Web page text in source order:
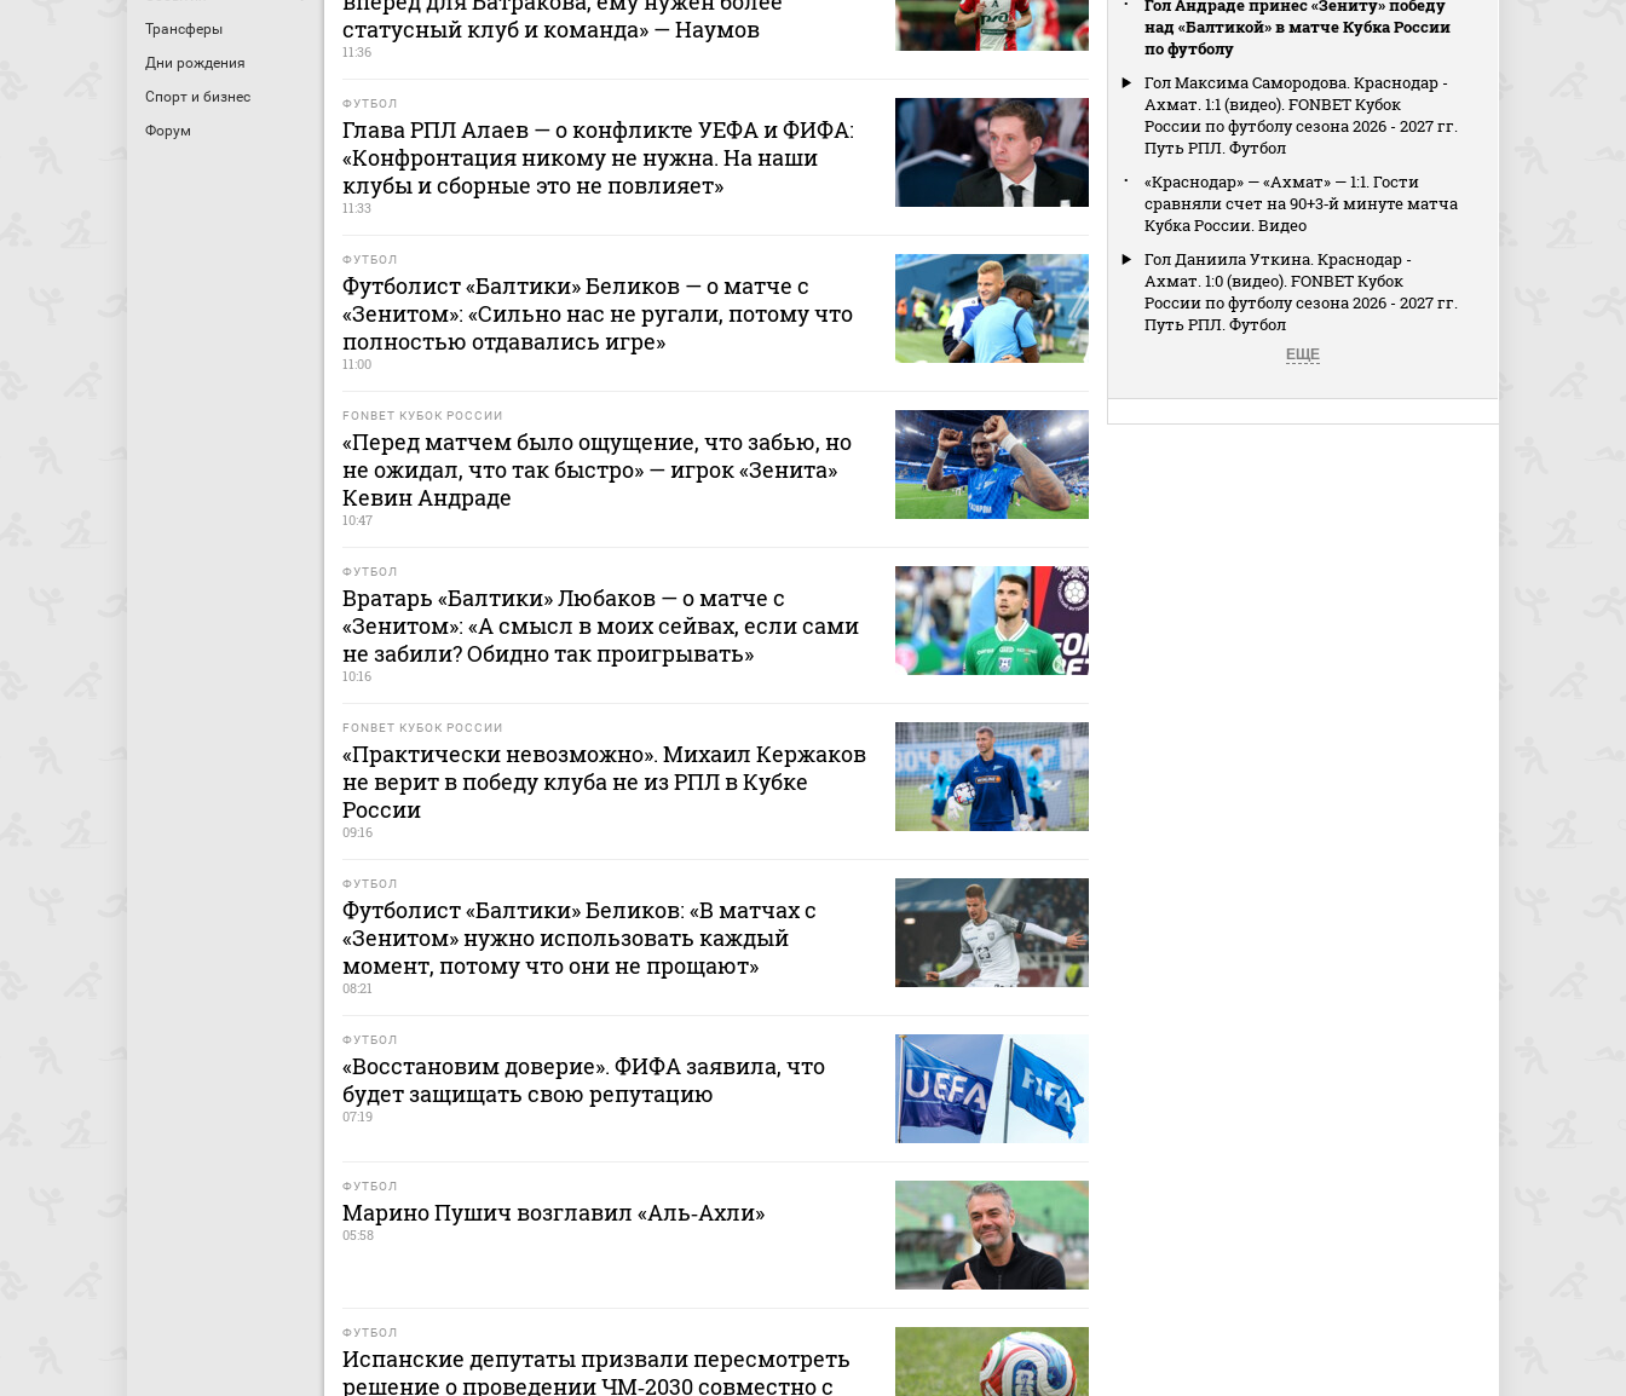
Трансферы
Дни рождения
Спорт и бизнес
Форум
статусный клуб и команда» — Наумов
11:36
ФУТБОЛ
Глава РПЛ Алаев — о конфликте УЕФА и ФИФА:
«Конфронтация никому не нужна. На наши
клубы и сборные это не повлияет»
11:33
ФУТБОЛ
Футболист «Балтики» Беликов — о матче с
«Зенитом»: «Сильно нас не ругали, потому что
полностью отдавались игре»
11:00
FONBET КУБОК РОССИИ
«Перед матчем было ощущение, что забью, но
не ожидал, что так быстро» — игрок «Зенита»
Кевин Андраде
10:47
ФУТБОЛ
Вратарь «Балтики» Любаков — о матче с
«Зенитом»: «А смысл в моих сейвах, если сами
не забили? Обидно так проигрывать»
10:16
FONBET КУБОК РОССИИ
«Практически невозможно». Михаил Кержаков
не верит в победу клуба не из РПЛ в Кубке
России
09:16
ФУТБОЛ
Футболист «Балтики» Беликов: «В матчах с
«Зенитом» нужно использовать каждый
момент, потому что они не прощают»
08:21
ФУТБОЛ
«Восстановим доверие». ФИФА заявила, что
будет защищать свою репутацию
07:19
ФУТБОЛ
Марино Пушич возглавил «Аль‑Ахли»
05:58
ФУТБОЛ
Испанские депутаты призвали пересмотреть
решение о проведении ЧМ‑2030 совместно с
Гол Андраде принес «Зениту» победу
над «Балтикой» в матче Кубка России
по футболу
Гол Максима Самородова. Краснодар -
Ахмат. 1:1 (видео). FONBET Кубок
России по футболу сезона 2026 - 2027 гг.
Путь РПЛ. Футбол
«Краснодар» — «Ахмат» — 1:1. Гости
сравняли счет на 90+3‑й минуте матча
Кубка России. Видео
Гол Даниила Уткина. Краснодар -
Ахмат. 1:0 (видео). FONBET Кубок
России по футболу сезона 2026 - 2027 гг.
Путь РПЛ. Футбол
ЕЩЕ